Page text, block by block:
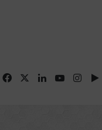
FacebookLinkedInYouTube